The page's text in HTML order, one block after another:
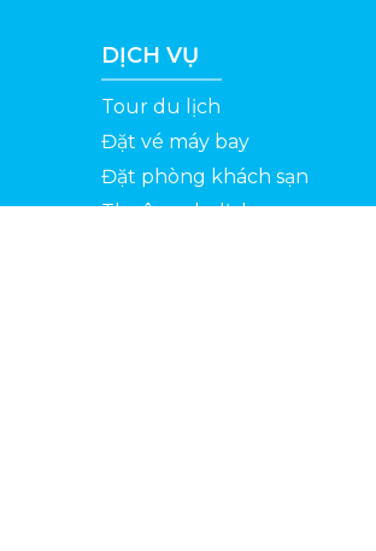
DỊCH VỤ
Tour du lịch
Đặt vé máy bay
Đặt phòng khách sạn
Thuê xe du lịch